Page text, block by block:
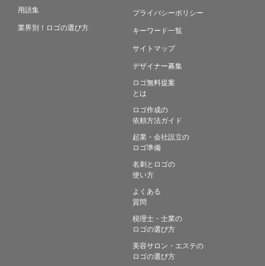
用語集
業界別！ロゴの選び方
プライバシーポリシー
キーワード一覧
サイトマップ
デザイナー募集
ロゴ無料提案
とは
ロゴ作成の
依頼方法ガイド
起業・会社設立の
ロゴ準備
名刺とロゴの
使い方
よくある
質問
税理士・士業の
ロゴの選び方
美容サロン・エステの
ロゴの選び方